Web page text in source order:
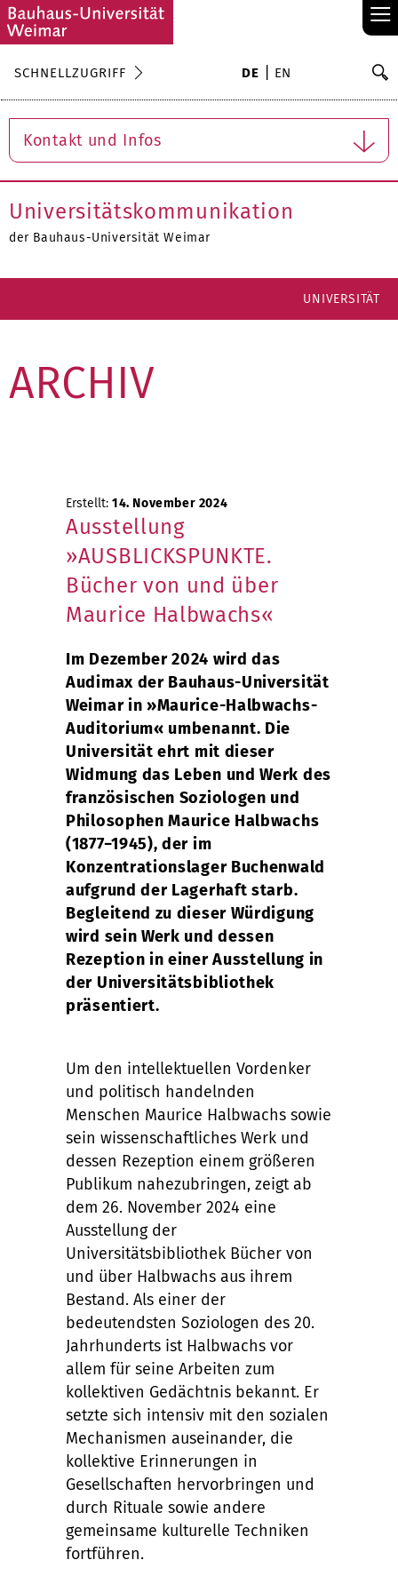
≡
SCHNELLZUGRIFF DE EN
Kontakt und Infos
Universitätskommunikation
der Bauhaus-Universität Weimar
UNIVERSITÄT
ARCHIV
Erstellt: 14. November 2024
Ausstellung
»AUSBLICKSPUNKTE.
Bücher von und über
Maurice Halbwachs«
Im Dezember 2024 wird das
Audimax der Bauhaus-Universität
Weimar in »Maurice-Halbwachs-
Auditorium« umbenannt. Die
Universität ehrt mit dieser
Widmung das Leben und Werk des
französischen Soziologen und
Philosophen Maurice Halbwachs
(1877−1945), der im
Konzentrationslager Buchenwald
aufgrund der Lagerhaft starb.
Begleitend zu dieser Würdigung
wird sein Werk und dessen
Rezeption in einer Ausstellung in
der Universitätsbibliothek
präsentiert.
Um den intellektuellen Vordenker
und politisch handelnden
Menschen Maurice Halbwachs sowie
sein wissenschaftliches Werk und
dessen Rezeption einem größeren
Publikum nahezubringen, zeigt ab
dem 26. November 2024 eine
Ausstellung der
Universitätsbibliothek Bücher von
und über Halbwachs aus ihrem
Bestand. Als einer der
bedeutendsten Soziologen des 20.
Jahrhunderts ist Halbwachs vor
allem für seine Arbeiten zum
kollektiven Gedächtnis bekannt. Er
setzte sich intensiv mit den sozialen
Mechanismen auseinander, die
kollektive Erinnerungen in
Gesellschaften hervorbringen und
durch Rituale sowie andere
gemeinsame kulturelle Techniken
fortführen.